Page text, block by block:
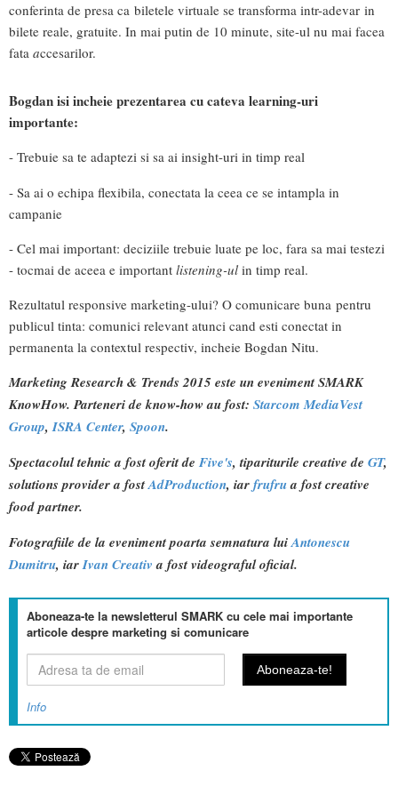
conferinta de presa ca biletele virtuale se transforma intr-adevar in
bilete reale, gratuite. In mai putin de 10 minute, site-ul nu mai facea
fata accesarilor.
Bogdan isi incheie prezentarea cu cateva learning-uri
importante:
- Trebuie sa te adaptezi si sa ai insight-uri in timp real
- Sa ai o echipa flexibila, conectata la ceea ce se intampla in
campanie
- Cel mai important: deciziile trebuie luate pe loc, fara sa mai testezi
- tocmai de aceea e important listening-ul in timp real.
Rezultatul responsive marketing-ului? O comunicare buna pentru
publicul tinta: comunici relevant atunci cand esti conectat in
permanenta la contextul respectiv, incheie Bogdan Nitu.
Marketing Research & Trends 2015 este un eveniment SMARK
KnowHow. Parteneri de know-how au fost: Starcom MediaVest
Group,ISRA Center, Spoon.
Spectacolul tehnic a fost oferit de Five's, tipariturile creative de GT,
solutions provider a fostAdProduction, iarfrufrua fost creative
food partner.
Fotografiile de la eveniment poarta semnatura luiAntonescu
Dumitru, iarIvan Creativa fost videograful oficial.
Aboneaza-te la newsletterul SMARK cu cele mai importante
articole despre marketing si comunicare
Info